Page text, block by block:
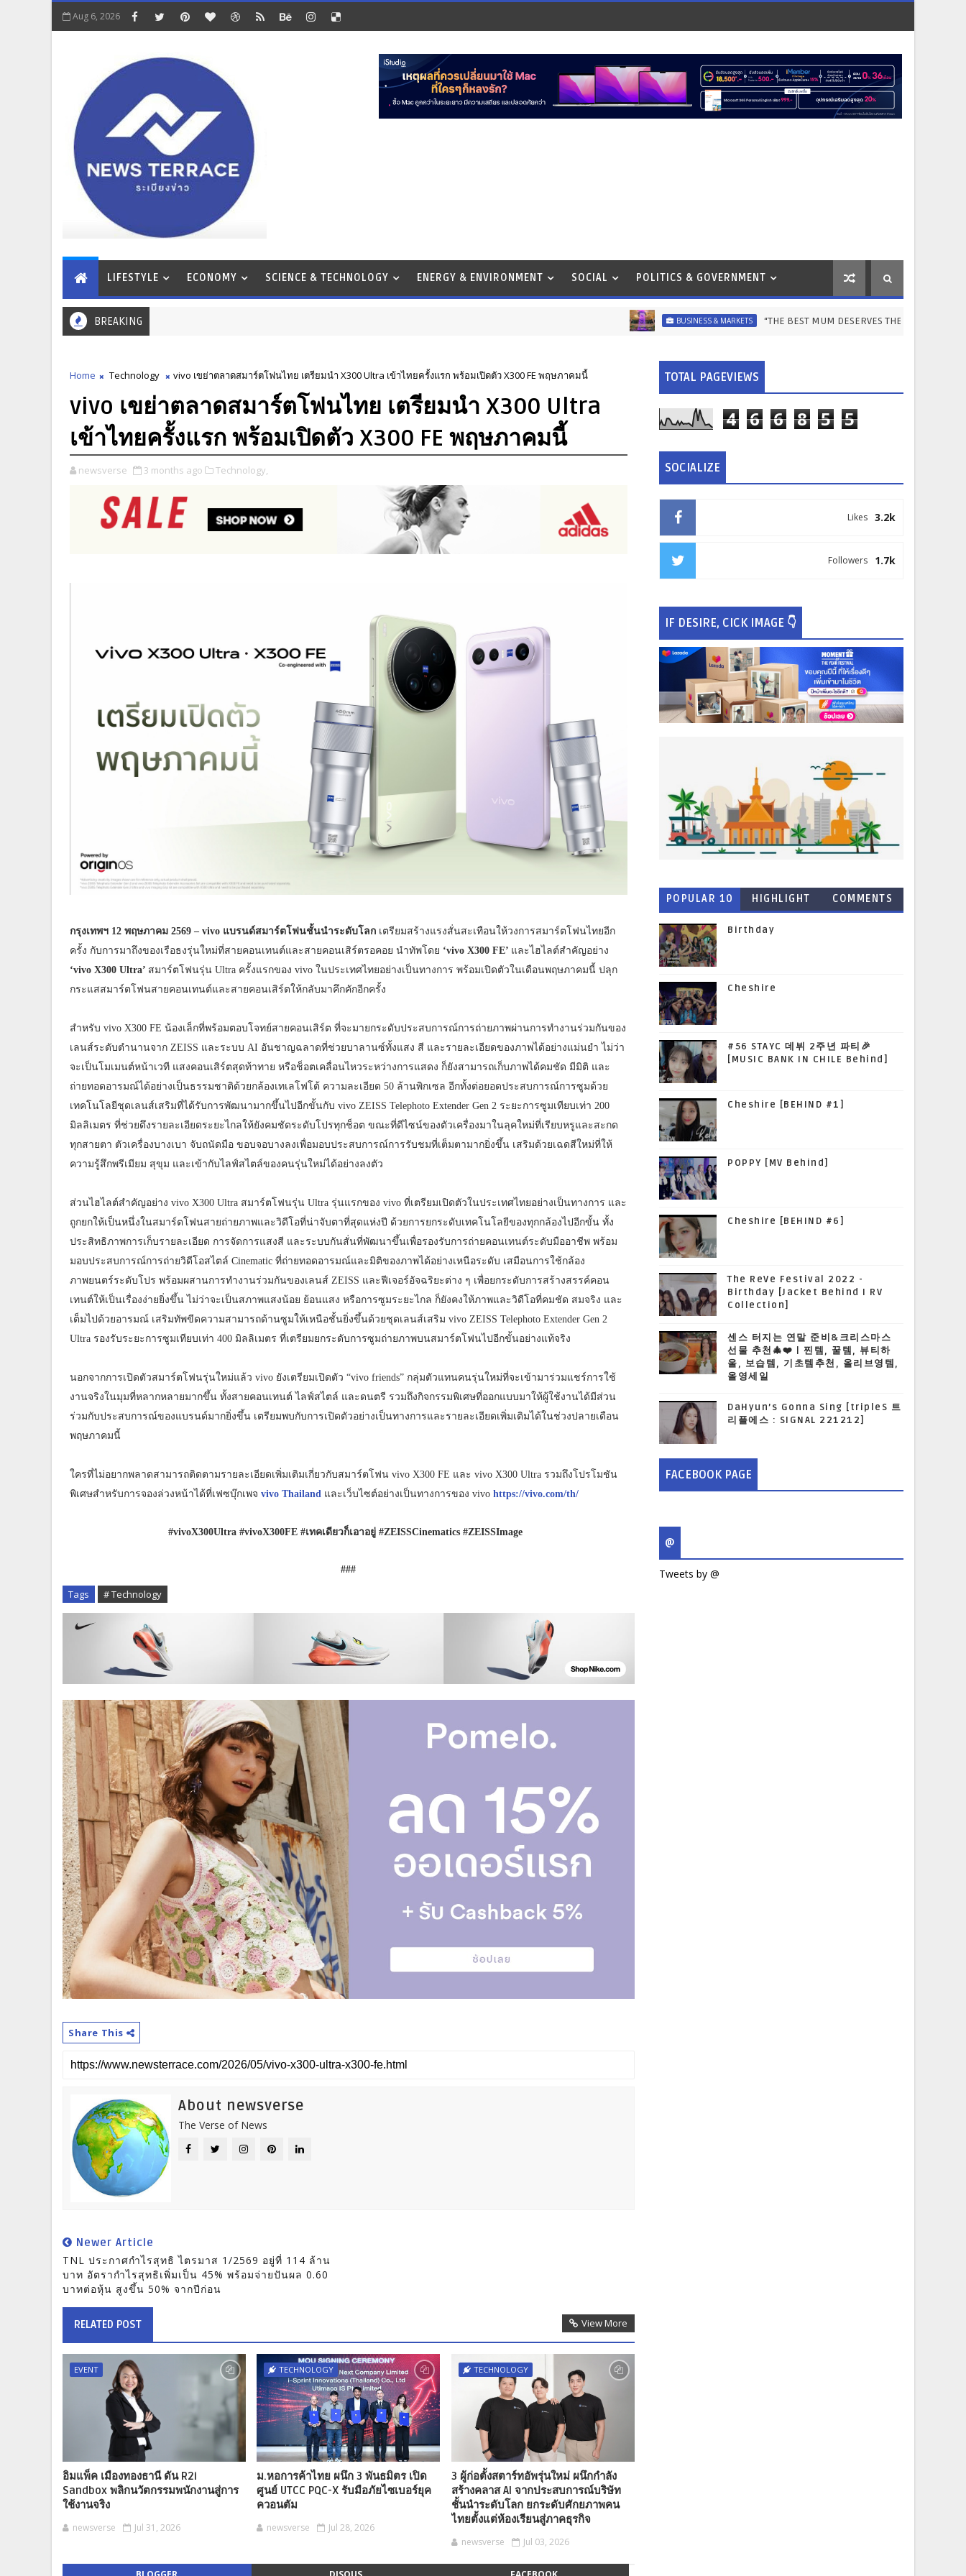
Aug 6, 2026
LIFESTYLE ECONOMY SCIENCE & TECHNOLOGY ENERGY & ENVIRONMENT SOCIAL POLITICS & GOVERNMENT
BREAKING BUSINESS & MARKETS “THE BEST MUM DESERVES THE BEST” ไอคอนสยาม
Home Technology vivo เขย่าตลาดสมาร์ตโฟนไทย เตรียมนำ X300 Ultra เข้าไทยครั้งแรก พร้อมเปิดตัว X300 FE พฤษภาคมนี้
vivo เขย่าตลาดสมาร์ตโฟนไทย เตรียมนำ X300 Ultra
เข้าไทยครั้งแรก พร้อมเปิดตัว X300 FE พฤษภาคมนี้
newsverse 3 months ago Technology,
กรุงเทพฯ 12 พฤษภาคม 2569 – vivo แบรนด์สมาร์ตโฟนชั้นนำระดับโลก เตรียมสร้างแรงสั่นสะเทือนให้วงการสมาร์ตโฟนไทยอีก
ครั้ง กับการมาถึงของเรือธงรุ่นใหม่ที่สายคอนเทนต์และสายคอนเสิร์ตรอคอย นำทัพโดย ‘vivo X300 FE’ และไฮไลต์สำคัญอย่าง
‘vivo X300 Ultra’ สมาร์ตโฟนรุ่น Ultra ครั้งแรกของ vivo ในประเทศไทยอย่างเป็นทางการ พร้อมเปิดตัวในเดือนพฤษภาคมนี้ ปลุก
กระแสสมาร์ตโฟนสายคอนเทนต์และสายคอนเสิร์ตให้กลับมาคึกคักอีกครั้ง
สำหรับ vivo X300 FE น้องเล็กที่พร้อมตอบโจทย์สายคอนเสิร์ต ที่จะมายกระดับประสบการณ์การถ่ายภาพผ่านการทำงานร่วมกันของ
เลนส์ระดับตำนานจาก ZEISS และระบบ AI อันชาญฉลาดที่ช่วยบาลานซ์ทั้งแสง สี และรายละเอียดของภาพได้อย่างแม่นยำ ไม่ว่า
จะเป็นโมเมนต์หน้าเวที แสงคอนเสิร์ตสุดท้าทาย หรือช็อตเคลื่อนไหวระหว่างการแสดง ก็ยังสามารถเก็บภาพได้คมชัด มีมิติ และ
ถ่ายทอดอารมณ์ได้อย่างเป็นธรรมชาติด้วยกล้องเทเลโฟโต้ ความละเอียด 50 ล้านพิกเซล อีกทั้งต่อยอดประสบการณ์การซูมด้วย
เทคโนโลยีชุดเลนส์เสริมที่ได้รับการพัฒนามากขึ้นไปอีกขั้นกับ vivo ZEISS Telephoto Extender Gen 2 ระยะการซูมเทียบเท่า 200
มิลลิเมตร ที่ช่วยดึงรายละเอียดระยะไกลให้ยังคมชัดระดับโปรทุกช็อต ขณะที่ดีไซน์ของตัวเครื่องมาในลุคใหม่ที่เรียบหรูและสะกด
ทุกสายตา ตัวเครื่องบางเบา จับถนัดมือ ขอบจอบางลงเพื่อมอบประสบการณ์การรับชมที่เต็มตามากยิ่งขึ้น เสริมด้วยเฉดสีใหม่ที่ให้
ความรู้สึกพรีเมียม สุขุม และเข้ากับไลฟ์สไตล์ของคนรุ่นใหม่ได้อย่างลงตัว
ส่วนไฮไลต์สำคัญอย่าง vivo X300 Ultra สมาร์ตโฟนรุ่น Ultra รุ่นแรกของ vivo ที่เตรียมเปิดตัวในประเทศไทยอย่างเป็นทางการ และ
ถูกยกให้เป็นหนึ่งในสมาร์ตโฟนสายถ่ายภาพและวิดีโอที่น่าจับตาที่สุดแห่งปี ด้วยการยกระดับเทคโนโลยีของทุกกล้องไปอีกขั้น ทั้ง
ประสิทธิภาพการเก็บรายละเอียด การจัดการแสงสี และระบบกันสั่นที่พัฒนาขึ้นเพื่อรองรับการถ่ายคอนเทนต์ระดับมืออาชีพ พร้อม
มอบประสบการณ์การถ่ายวิดีโอสไตล์ Cinematic ที่ถ่ายทอดอารมณ์และมิติของภาพได้อย่างเหนือระดับ เสมือนการใช้กล้อง
ภาพยนตร์ระดับโปร พร้อมผสานการทำงานร่วมกันของเลนส์ ZEISS และฟีเจอร์อัจฉริยะต่าง ๆ เพื่อยกระดับการสร้างสรรค์คอน
เทนต์ให้เป็นเรื่องง่ายยิ่งขึ้น ไม่ว่าจะเป็นสภาพแสงน้อย ย้อนแสง หรือการซูมระยะไกล ก็ยังคงให้ภาพและวิดีโอที่คมชัด สมจริง และ
เต็มไปด้วยอารมณ์ เสริมทัพขีดความสามารถด้านซูมให้เหนือชั้นยิ่งขึ้นด้วยชุดเลนส์เสริม vivo ZEISS Telephoto Extender Gen 2
Ultra รองรับระยะการซูมเทียบเท่า 400 มิลลิเมตร ที่เตรียมยกระดับการซูมถ่ายภาพบนสมาร์ตโฟนไปอีกขั้นอย่างแท้จริง
นอกจากการเปิดตัวสมาร์ตโฟนรุ่นใหม่แล้ว vivo ยังเตรียมเปิดตัว “vivo friends” กลุ่มตัวแทนคนรุ่นใหม่ที่จะเข้ามาร่วมแชร์การใช้
งานจริงในมุมที่หลากหลายมากขึ้น ทั้งสายคอนเทนต์ ไลฟ์สไตล์ และดนตรี รวมถึงกิจกรรมพิเศษที่ออกแบบมาให้ผู้ใช้งานได้มีส่วน
ร่วมกับประสบการณ์ของแบรนด์มากยิ่งขึ้น เตรียมพบกับการเปิดตัวอย่างเป็นทางการและรายละเอียดเพิ่มเติมได้ในช่วงปลายเดือน
พฤษภาคมนี้
ใครที่ไม่อยากพลาดสามารถติดตามรายละเอียดเพิ่มเติมเกี่ยวกับสมาร์ตโฟน vivo X300 FE และ vivo X300 Ultra รวมถึงโปรโมชัน
พิเศษสำหรับการจองล่วงหน้าได้ที่เฟซบุ๊กเพจ vivo Thailand และเว็บไซต์อย่างเป็นทางการของ vivo https://vivo.com/th/
#vivoX300Ultra #vivoX300FE #เทคเดียวก็เอาอยู่ #ZEISSCinematics #ZEISSImage
###
Tags # Technology
Share This
About newsverse
The Verse of News
Newer Article
TNL ประกาศกำไรสุทธิ ไตรมาส 1/2569 อยู่ที่ 114 ล้าน
บาท อัตรากำไรสุทธิเพิ่มเป็น 45% พร้อมจ่ายปันผล 0.60
บาทต่อหุ้น สูงขึ้น 50% จากปีก่อน
RELATED POST View More
EVENT
อิมแพ็ค เมืองทองธานี ดัน R2i
Sandbox พลิกนวัตกรรมพนักงานสู่การ
ใช้งานจริง
newsverse Jul 31, 2026
TECHNOLOGY
ม.หอการค้าไทย ผนึก 3 พันธมิตร เปิด
ศูนย์ UTCC PQC-X รับมือภัยไซเบอร์ยุค
ควอนตัม
newsverse Jul 28, 2026
TECHNOLOGY
3 ผู้ก่อตั้งสตาร์ทอัพรุ่นใหม่ ผนึกกำลัง
สร้างคลาส AI จากประสบการณ์บริษัท
ชั้นนำระดับโลก ยกระดับศักยภาพคน
ไทยตั้งแต่ห้องเรียนสู่ภาคธุรกิจ
newsverse Jul 03, 2026
TOTAL PAGEVIEWS
4 6 6 8 5 5
SOCIALIZE
3.2k
Likes
1.7k
Followers
IF DESIRE, CICK IMAGE 👇
POPULAR 10
HIGHLIGHT
COMMENTS
Birthday
Cheshire
#56 STAYC 데뷔 2주년 파티🎉
[MUSIC BANK IN CHILE Behind]
Cheshire [BEHIND #1]
POPPY [MV Behind]
Cheshire [BEHIND #6]
The ReVe Festival 2022 -
Birthday [Jacket Behind I RV
Collection]
센스 터지는 연말 준비&크리스마스
선물 추천🎄❤️ | 찐템, 꿀템, 뷰티하
울, 보습템, 기초템추천, 올리브영템,
올영세일
DaHyun’s Gonna Sing [tripleS 트
리플에스 : SIGNAL 221212]
FACEBOOK PAGE
@
Tweets by @